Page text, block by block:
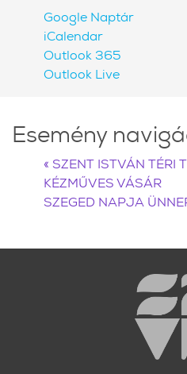
Google Naptár
iCalendar
Outlook 365
Outlook Live
Esemény
« SZENT ISTVÁN TÉRI
KÉZMŰVES VÁSÁR
SZEGED NAPJA